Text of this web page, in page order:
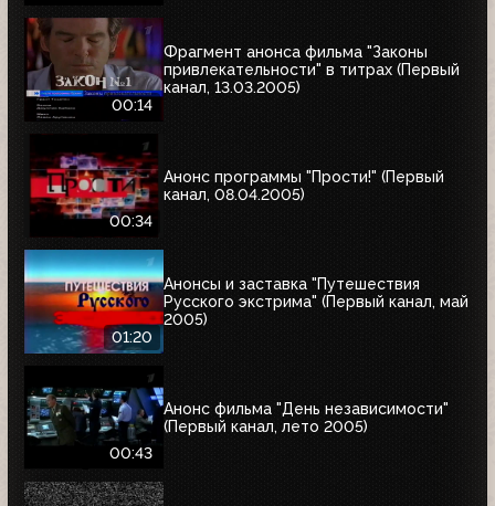
00:14
Фрагмент анонса фильма "Законы
привлекательности" в титрах (Первый
канал, 13.03.2005)
00:34
Анонс программы "Прости!" (Первый
канал, 08.04.2005)
01:20
Анонсы и заставка "Путешествия
Русского экстрима" (Первый канал, май
2005)
00:43
Анонс фильма "День независимости"
(Первый канал, лето 2005)